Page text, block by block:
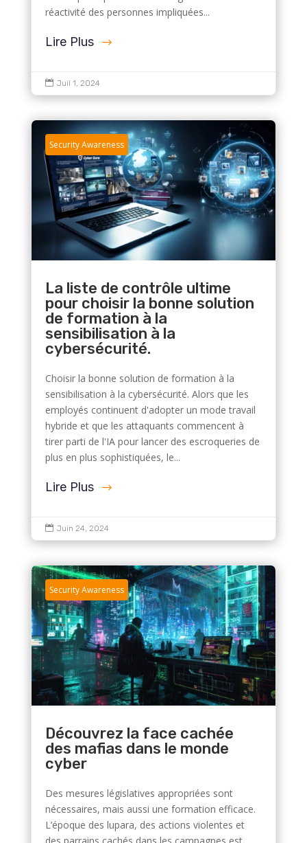
réactivité des personnes impliquées...
Lire Plus
 Juil 1, 2024
Security Awareness
La liste de contrôle ultime
pour choisir la bonne solution
de formation à la
sensibilisation à la
cybersécurité.
Choisir la bonne solution de formation à la
sensibilisation à la cybersécurité. Alors que les
employés continuent d'adopter un mode travail
hybride et que les attaquants commencent à
tirer parti de l'IA pour lancer des escroqueries de
plus en plus sophistiquées, le...
Lire Plus
 Juin 24, 2024
Security Awareness
Découvrez la face cachée
des mafias dans le monde
cyber
Des mesures législatives appropriées sont
nécessaires, mais aussi une formation efficace.
L’époque des lupara, des actions violentes et